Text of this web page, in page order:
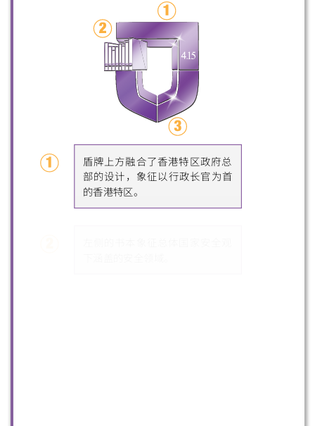
盾牌上方融合了香港特区政府总
部的设计，象征以行政长官为首
的香港特区。
扫一扫关注我们的社交媒体，紧贴最新资讯！
微信 微博